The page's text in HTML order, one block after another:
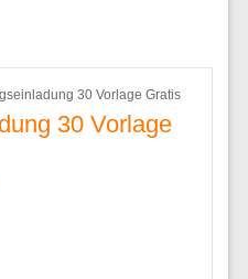
30 Vorlage Gratis
30 Vorlage